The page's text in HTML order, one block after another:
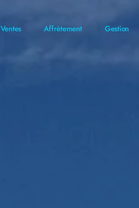
Ventes Affrètement Gestion